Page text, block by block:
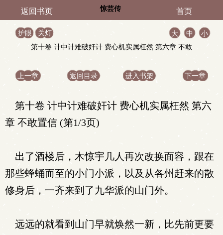
返回书页 惊芸传 首页
护眼 关灯 大 中
小
第十卷 计中计难破奸计 费心机实属枉然 第六章 不敢
上一章 返回目录 进入书架 下一章
第十卷 计中计难破奸计 费心机实属枉然 第六
章 不敢置信 (第1/3页)
出了酒楼后，木惊宇几人再次改换面容，跟在
那些蜂蛹而至的小门小派，以及从各州赶来的散
修身后，一齐来到了九华派的山门外。
远远的就看到山门早就焕然一新，比先前更要